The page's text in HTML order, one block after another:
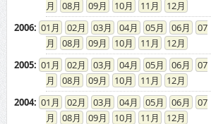
01 02 03 04 05 06
08
09 10 11
12
01 02 03 04 05 06
08
09 10 11
12
01 02 03 04 05 06
08
09 10 11 12